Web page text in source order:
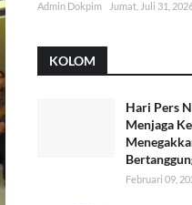
Admin Dokpim Jumat, Juli 31,
KOLOM
Hari Pers
Menjaga
Februari 09,